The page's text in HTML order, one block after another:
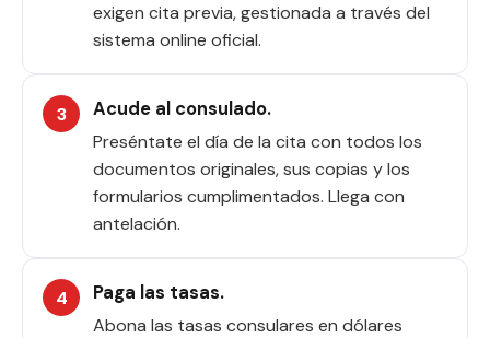
exigen cita previa, gestionada a través del
sistema online oficial.
Acude al consulado.
Preséntate el día de la cita con todos los
documentos originales, sus copias y los
formularios cumplimentados. Llega con
antelación.
Paga las tasas.
Abona las tasas consulares en dólares